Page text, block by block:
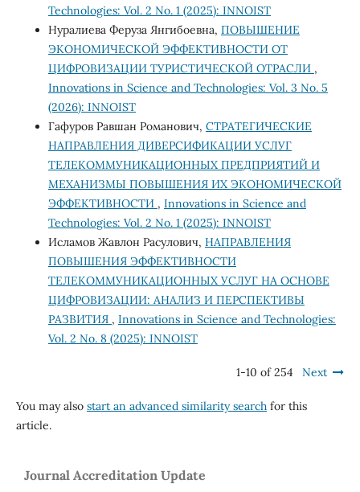
Technologies: Vol. 2 No. 1 (2025): INNOIST
Нуралиева Феруза Янгибоевна, ПОВЫШЕНИЕ
ЭКОНОМИЧЕСКОЙ ЭФФЕКТИВНОСТИ ОТ
ЦИФРОВИЗАЦИИ ТУРИСТИЧЕСКОЙ ОТРАСЛИ ,
Innovations in Science and Technologies: Vol. 3 No. 5
(2026): INNOIST
Гафуров Равшан Романович, СТРАТЕГИЧЕСКИЕ
НАПРАВЛЕНИЯ ДИВЕРСИФИКАЦИИ УСЛУГ
ТЕЛЕКОММУНИКАЦИОННЫХ ПРЕДПРИЯТИЙ И
МЕХАНИЗМЫ ПОВЫШЕНИЯ ИХ ЭКОНОМИЧЕСКОЙ
ЭФФЕКТИВНОСТИ , Innovations in Science and
Technologies: Vol. 2 No. 1 (2025): INNOIST
Исламов Жавлон Расулович, НАПРАВЛЕНИЯ
ПОВЫШЕНИЯ ЭФФЕКТИВНОСТИ
ТЕЛЕКОММУНИКАЦИОННЫХ УСЛУГ НА ОСНОВЕ
ЦИФРОВИЗАЦИИ: АНАЛИЗ И ПЕРСПЕКТИВЫ
РАЗВИТИЯ , Innovations in Science and Technologies:
Vol. 2 No. 8 (2025): INNOIST
1-10 of 254 Next
You may also start an advanced similarity searchfor this
article.
Journal Accreditation Update